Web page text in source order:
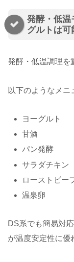
発酵・低温
グルトは可
発酵・低温調理を
以下のようなメニ
ヨーグルト
甘酒
パン発酵
サラダチキン
ローストビー
温泉卵
DS系でも簡易対
が温度安定性に優